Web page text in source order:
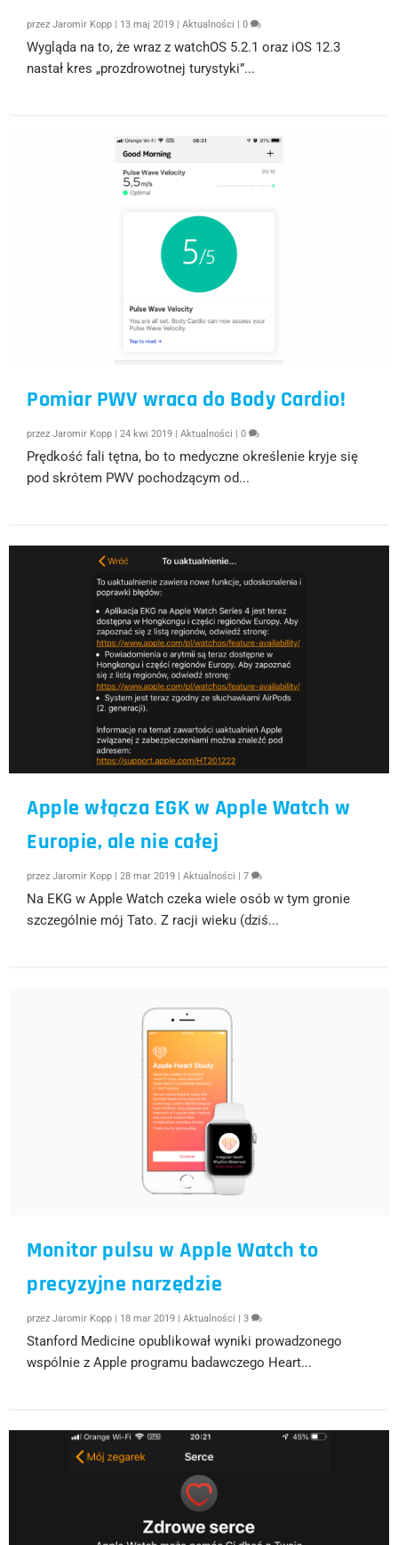
przezJaromir Kopp 13 maj 2019 |Aktualności |0
Wygląda na to, że wraz z watchOS 5.2.1 oraz iOS 12.3
nastał kres „prozdrowotnej turystyki”...
Pomiar PWV wraca do Body Cardio!
przezJaromir Kopp |24 kwi 2019 |Aktualności |0
Prędkość fali tętna, bo to medyczne określenie kryje się
pod skrótem PWV pochodzącym od...
Apple włącza EGK w Apple Watch w
Europie, ale nie całej
przezJaromir Kopp |28 mar 2019 |Aktualności |7
Na EKG w Apple Watch czeka wiele osób w tym gronie
szczególnie mój Tato. Z racji wieku (dziś...
Monitor pulsu w Apple Watch to
precyzyjne narzędzie
przezJaromir Kopp | 18 mar 2019 |Aktualności |3
Stanford Medicine opublikował wyniki prowadzonego
wspólnie z Apple programu badawczego Heart...